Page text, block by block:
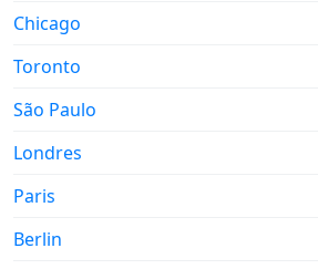
Chicago
Toronto
São Paulo
Londres
Paris
Berlin